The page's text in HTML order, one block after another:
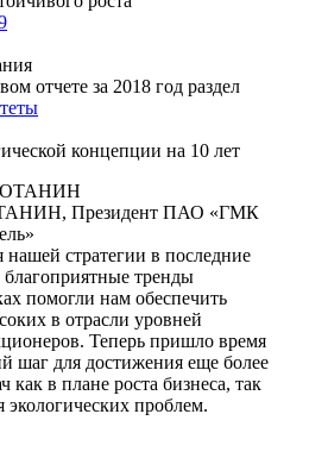
отчете за 2018 год раздел
концепции на 10 лет
Президент ПАО «ГМК
нашей стратегии в последние
благоприятные тренды
помогли нам обеспечить
в отрасли уровней
Теперь пришло время
шаг для достижения еще более
как в плане роста бизнеса, так
проблем.